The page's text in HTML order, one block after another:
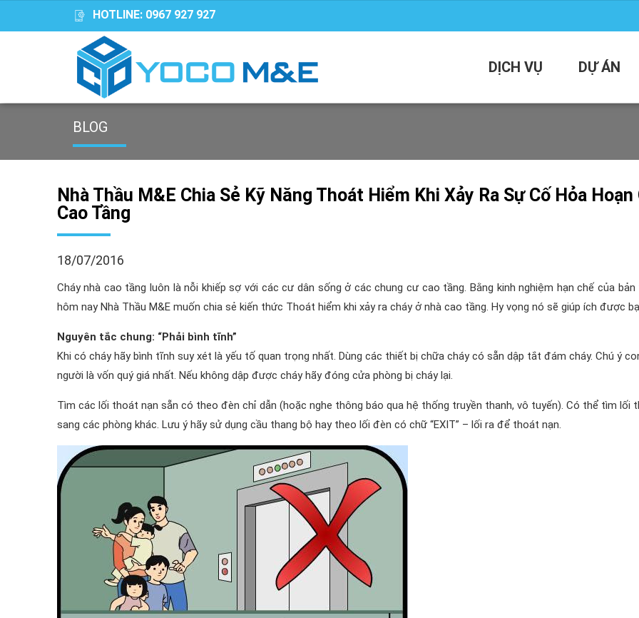
HOTLINE: 0967 927 927
DỊCH VỤ DỰ ÁN
BLOG
Nhà Thầu M&E Chia Sẻ Kỹ Năng Thoát Hiểm Khi Xảy Ra Sự Cố Hỏa Hoạn
Cao Tầng
18/07/2016
Cháy nhà cao tầng luôn là nỗi khiếp sợ với các cư dân sống ở các chung cư cao tầng. Bằng kinh nghiệm hạn chế của bản
hôm nay Nhà Thầu M&E muốn chia sẻ kiến thức Thoát hiểm khi xảy ra cháy ở nhà cao tầng. Hy vọng nó sẽ giúp ích được
Nguyên tắc chung: “Phải bình tĩnh”
Khi có cháy hãy bình tĩnh suy xét là yếu tố quan trọng nhất. Dùng các thiết bị chữa cháy có sẵn dập tắt đám cháy. Chú ý
người là vốn quý giá nhất. Nếu không dập được cháy hãy đóng cửa phòng bị cháy lại.
Tìm các lối thoát nạn sẵn có theo đèn chỉ dẫn (hoặc nghe thông báo qua hệ thống truyền thanh, vô tuyến). Có thể tìm lối
sang các phòng khác. Lưu ý hãy sử dụng cầu thang bộ hay theo lối đèn có chữ “EXIT” – lối ra để thoát nạn.